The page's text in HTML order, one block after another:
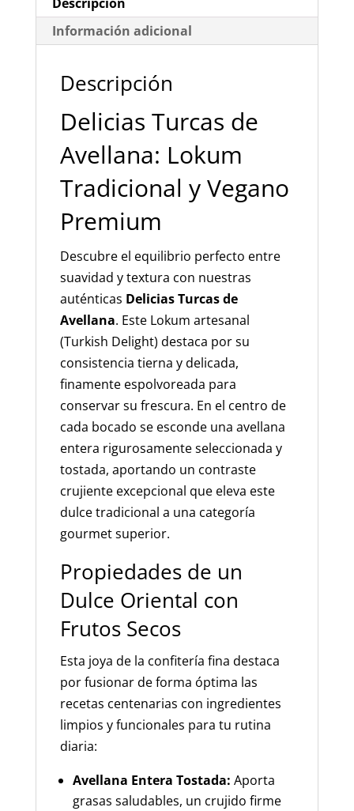
Información adicional
Descripción
Delicias Turcas de
Avellana: Lokum
Tradicional y Vegano
Premium
Descubre el equilibrio perfecto entre
suavidad y textura con nuestras
auténticas Delicias Turcas de
Avellana. Este Lokum artesanal
(Turkish Delight) destaca por su
consistencia tierna y delicada,
finamente espolvoreada para
conservar su frescura. En el centro de
cada bocado se esconde una avellana
entera rigurosamente seleccionada y
tostada, aportando un contraste
crujiente excepcional que eleva este
dulce tradicional a una categoría
gourmet superior.
Propiedades de un
Dulce Oriental con
Frutos Secos
Esta joya de la confitería fina destaca
por fusionar de forma óptima las
recetas centenarias con ingredientes
limpios y funcionales para tu rutina
diaria:
Avellana Entera Tostada: Aporta
grasas saludables, un crujido firme